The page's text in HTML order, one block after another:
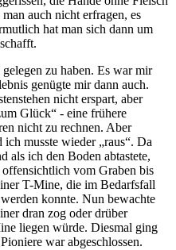
auch nicht erfragen, es
hat man sich dann um
zu haben. Es war mir
genügte mir dann auch.
nicht erspart, aber
Glück
- eine frühere
nicht zu rechnen. Aber
ich musste wieder raus . Da
als ich den Boden abtastete,
vom Graben bis
T-Mine, die im Bedarfsfall
konnte. Nun bewachte
dran zog oder drüber
liegen würde. Diesmal ging
war abgeschlossen.